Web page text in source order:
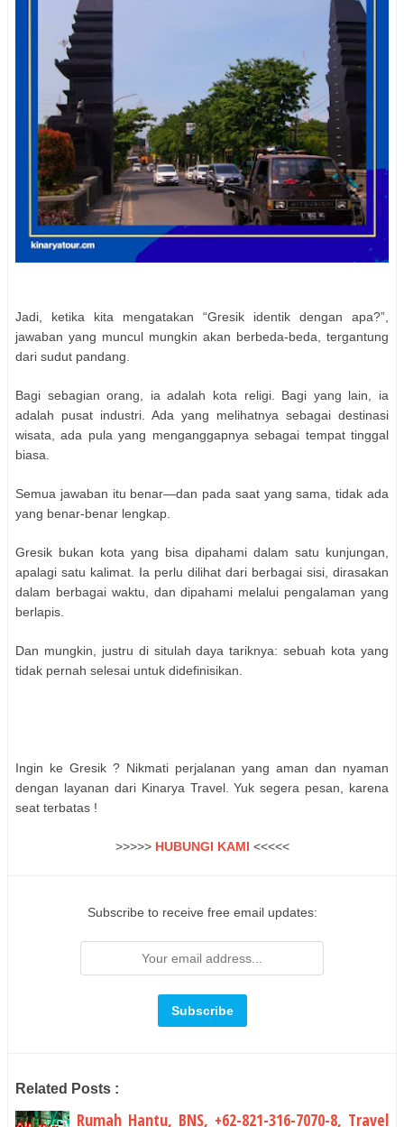
Jadi, ketika kita mengatakan “Gresik identik dengan apa?”,
jawaban yang muncul mungkin akan berbeda-beda, tergantung
dari sudut pandang.
Bagi sebagian orang, ia adalah kota religi. Bagi yang lain, ia
adalah pusat industri. Ada yang melihatnya sebagai destinasi
wisata, ada pula yang menganggapnya sebagai tempat tinggal
biasa.
Semua jawaban itu benar—dan pada saat yang sama, tidak ada
yang benar-benar lengkap.
Gresik bukan kota yang bisa dipahami dalam satu kunjungan,
apalagi satu kalimat. Ia perlu dilihat dari berbagai sisi, dirasakan
dalam berbagai waktu, dan dipahami melalui pengalaman yang
berlapis.
Dan mungkin, justru di situlah daya tariknya: sebuah kota yang
tidak pernah selesai untuk didefinisikan.
Ingin ke Gresik ? Nikmati perjalanan yang aman dan nyaman
dengan layanan dari Kinarya Travel. Yuk segera pesan, karena
seat terbatas !
>>>>> HUBUNGI KAMI <<<<<
Subscribe to receive free email updates:
Related Posts :
Rumah Hantu, BNS, +62-821-316-7070-8, Travel